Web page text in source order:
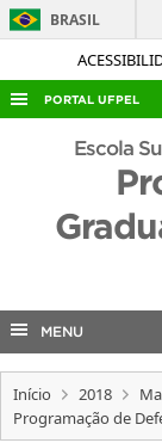
BRASIL
PORTAL UFPEL
ACESSO À
COBALTO
PORTARIAS
Escola
MENU
Início 2018
Programação de